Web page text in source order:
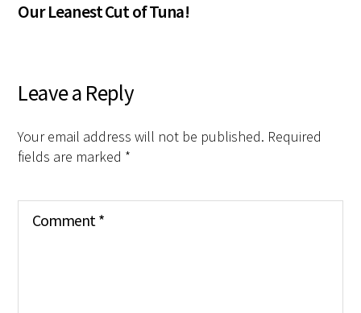
Our Leanest Cut of Tuna!
Leave a Reply
Your email address will not be published. Required
fields are marked *
Comment*